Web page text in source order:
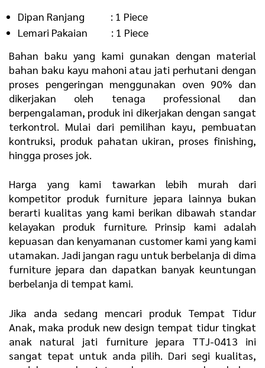
Dipan Ranjang : 1 Piece
Lemari Pakaian : 1 Piece
Bahan baku yang kami gunakan dengan material
bahan baku kayu mahoni atau jati perhutani dengan
proses pengeringan menggunakan oven 90% dan
dikerjakan oleh tenaga professional dan
berpengalaman, produk ini dikerjakan dengan sangat
terkontrol. Mulai dari pemilihan kayu, pembuatan
kontruksi, produk pahatan ukiran, proses finishing,
hingga proses jok.
Harga yang kami tawarkan lebih murah dari
kompetitor produk furniture jepara lainnya bukan
berarti kualitas yang kami berikan dibawah standar
kelayakan produk furniture. Prinsip kami adalah
kepuasan dan kenyamanan customer kami yang kami
utamakan. Jadi jangan ragu untuk berbelanja di dima
furniture jepara dan dapatkan banyak keuntungan
berbelanja di tempat kami.
Jika anda sedang mencari produk Tempat Tidur
Anak, maka produk new design tempat tidur tingkat
anak natural jati furniture jepara TTJ-0413 ini
sangat tepat untuk anda pilih. Dari segi kualitas,